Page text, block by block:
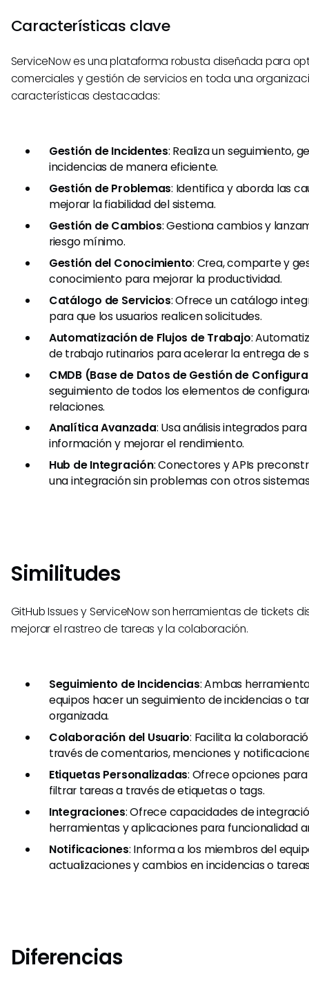
Características clave
ServiceNow es una plataforma robusta diseñada para
comerciales y gestión de servicios en toda una
características destacadas:
Gestión de Incidentes: Realiza un seguimiento,
incidencias de manera eficiente.
Gestión de Problemas: Identifica y aborda las
mejorar la fiabilidad del sistema.
Gestión de Cambios: Gestiona cambios y
riesgo mínimo.
Gestión del Conocimiento: Crea, comparte y
conocimiento para mejorar la productividad.
Catálogo de Servicios: Ofrece un catálogo
para que los usuarios realicen solicitudes.
Automatización de Flujos de Trabajo:
de trabajo rutinarios para acelerar la entrega de
CMDB (Base de Datos de Gestión de
seguimiento de todos los elementos de
relaciones.
Analítica Avanzada: Usa análisis integrados
información y mejorar el rendimiento.
Hub de Integración: Conectores y APIs
una integración sin problemas con otros
Similitudes
GitHub Issues y ServiceNow son herramientas de tickets
mejorar el rastreo de tareas y la colaboración.
Seguimiento de Incidencias: Ambas
equipos hacer un seguimiento de incidencias o
organizada.
Colaboración del Usuario: Facilita la
través de comentarios, menciones y
Etiquetas Personalizadas: Ofrece opciones
filtrar tareas a través de etiquetas o tags.
Integraciones: Ofrece capacidades de
herramientas y aplicaciones para funcionalidad
Notificaciones: Informa a los miembros del
actualizaciones y cambios en incidencias o
Diferencias